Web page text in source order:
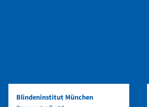
Blindeninstitut München